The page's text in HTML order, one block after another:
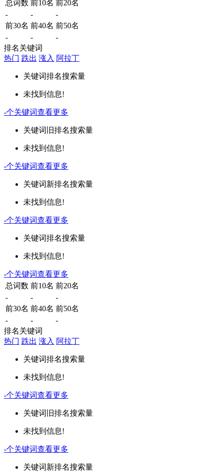
总词数 前10名 前20名
-
-
-
前30名 前40名 前50名
-
-
-
排名关键词
热门 跌出 涨入 阿拉丁
关键词排名搜索量
未找到信息!
-个关键词查看更多
关键词 旧排名搜索量
未找到信息!
-个关键词查看更多
关键词新排名搜索量
未找到信息!
-个关键词查看更多
关键词排名搜索量
未找到信息!
-个关键词查看更多
总词数 前10名 前20名
-
-
-
前30名 前40名 前50名
-
-
-
排名关键词
热门 跌出 涨入 阿拉丁
关键词排名搜索量
未找到信息!
-个关键词查看更多
关键词 旧排名搜索量
未找到信息!
-个关键词查看更多
关键词新排名搜索量